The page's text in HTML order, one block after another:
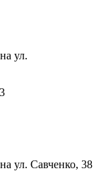
ул.
ул. Савченко, 38